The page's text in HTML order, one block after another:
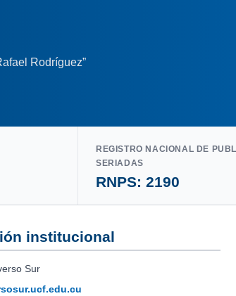
Rodríguez”
REGISTRO NACIONAL DE
SERIADAS
RNPS: 2190
institucional
Sur